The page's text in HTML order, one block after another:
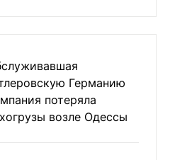
Германию
потеряла
возле Одессы